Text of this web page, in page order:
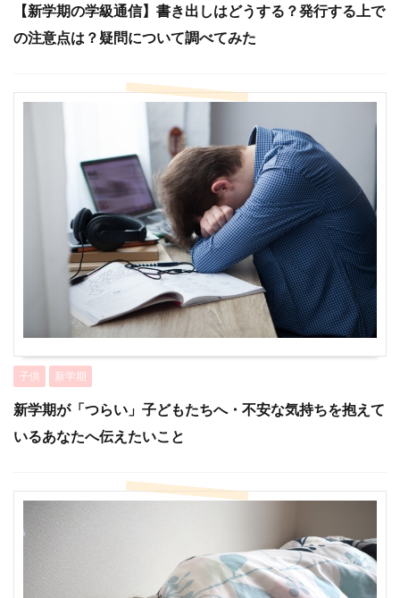
【新学期の学級通信】書き出しはどうする？発行する上で
の注意点は？疑問について調べてみた
子供 新学期
新学期が「つらい」子どもたちへ・不安な気持ちを抱えて
いるあなたへ伝えたいこと